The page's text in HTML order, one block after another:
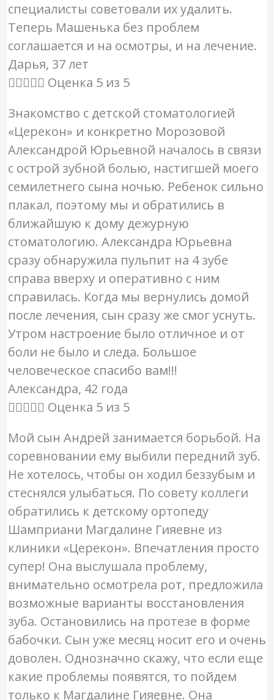
специалисты советовали их удалить.
Теперь Машенька без проблем
соглашается и на осмотры, и на лечение.
Дарья, 37 лет
 Оценка 5 из 5
Знакомство с детской стоматологией
«Церекон» и конкретно Морозовой
Александрой Юрьевной началось в связи
с острой зубной болью, настигшей моего
семилетнего сына ночью. Ребенок сильно
плакал, поэтому мы и обратились в
ближайшую к дому дежурную
стоматологию. Александра Юрьевна
сразу обнаружила пульпит на 4 зубе
справа вверху и оперативно с ним
справилась. Когда мы вернулись домой
после лечения, сын сразу же смог уснуть.
Утром настроение было отличное и от
боли не было и следа. Большое
человеческое спасибо вам!!!
Александра, 42 года
 Оценка 5 из 5
Мой сын Андрей занимается борьбой. На
соревновании ему выбили передний зуб.
Не хотелось, чтобы он ходил беззубым и
стеснялся улыбаться. По совету коллеги
обратились к детскому ортопеду
Шамприани Магдалине Гияевне из
клиники «Церекон». Впечатления просто
супер! Она выслушала проблему,
внимательно осмотрела рот, предложила
возможные варианты восстановления
зуба. Остановились на протезе в форме
бабочки. Сын уже месяц носит его и очень
доволен. Однозначно скажу, что если еще
какие проблемы появятся, то пойдем
только к Магдалине Гияевне. Она